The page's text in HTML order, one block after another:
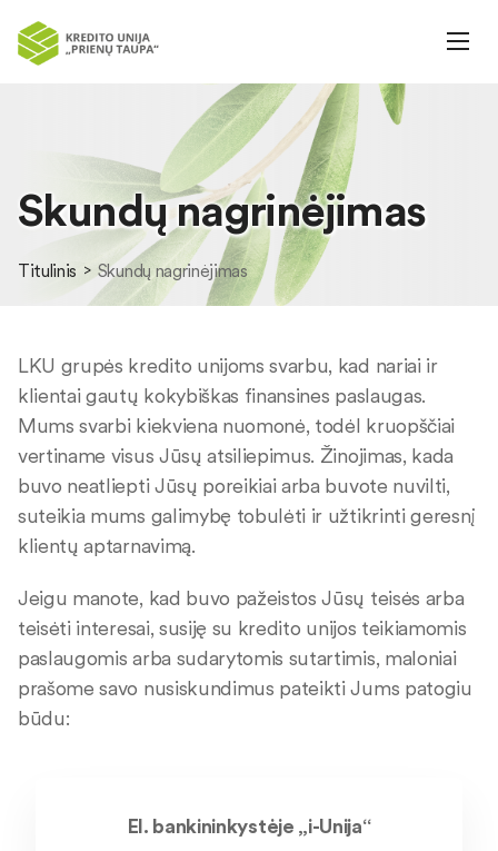
Skundų nagrinėjimas
Titulinis Skundų nagrinėjimas
LKU grupės kredito unijoms svarbu, kad nariai ir
klientai gautų kokybiškas finansines paslaugas.
Mums svarbi kiekviena nuomonė, todėl kruopščiai
vertiname visus Jūsų atsiliepimus. Žinojimas, kada
buvo neatliepti Jūsų poreikiai arba buvote nuvilti,
suteikia mums galimybę tobulėti ir užtikrinti geresnį
klientų aptarnavimą.
Jeigu manote, kad buvo pažeistos Jūsų teisės arba
teisėti interesai, susiję su kredito unijos teikiamomis
paslaugomis arba sudarytomis sutartimis, maloniai
prašome savo nusiskundimus pateikti Jums patogiu
būdu:
El. bankininkystėje „i-Unija“